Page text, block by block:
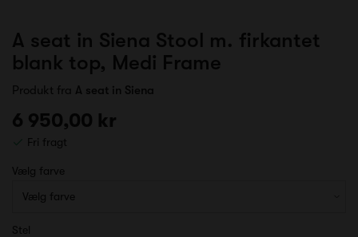
A seat in Siena Stool m. firkantet
blank top, Medi Frame
Produkt fra A seat in Siena
6 950,00 kr
Fri fragt
Vælg farve
Stel